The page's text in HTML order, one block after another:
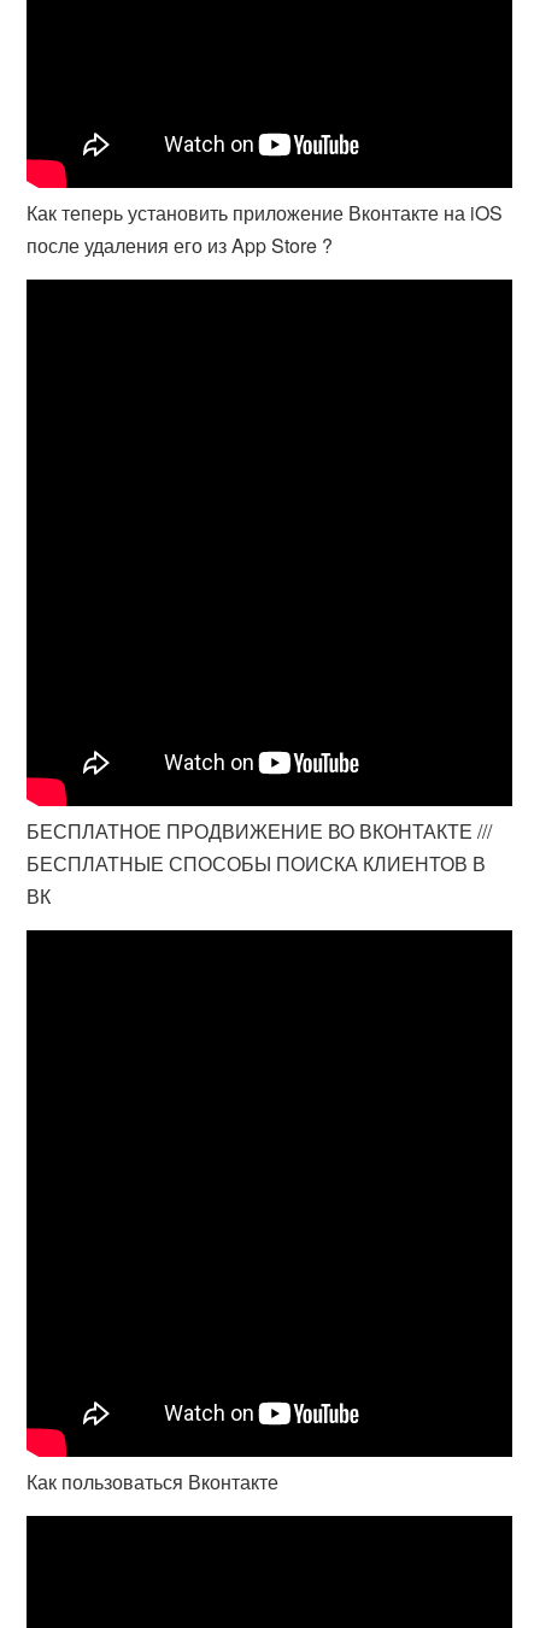
Как теперь установить приложение Вконтакте на iOS
после удаления его из App Store ?
БЕСПЛАТНОЕ ПРОДВИЖЕНИЕ ВО ВКОНТАКТЕ ///
БЕСПЛАТНЫЕ СПОСОБЫ ПОИСКА КЛИЕНТОВ В
ВК
Как пользоваться Вконтакте